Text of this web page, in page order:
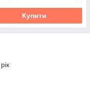
Купити